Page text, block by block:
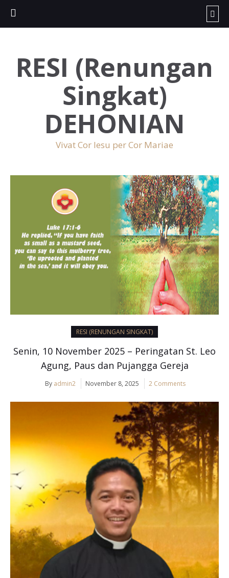
RESI (Renungan
Singkat)
DEHONIAN
Vivat Cor Iesu per Cor Mariae
RESI (RENUNGAN SINGKAT)
Senin, 10 November 2025 – Peringatan St. Leo
Agung, Paus dan Pujangga Gereja
By admin2 November 8, 2025 2 Comments